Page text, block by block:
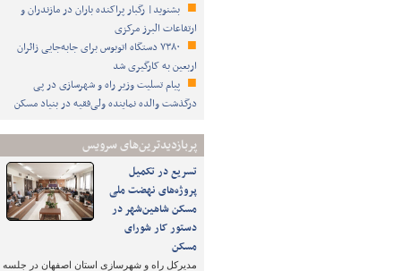
بشنوید| رگبار پراکنده باران در مازندران و
ارتفاعات البرز مرکزی
۷۳۸۰ دستگاه اتوبوس برای جابه‌جایی زائران
اربعین به‌ کارگیری شد
پیام تسلیت وزیر راه و شهرسازی در پی
درگذشت والده نماینده ولی‌فقیه در بنیاد مسکن
پربازدیدترین‌های سرویس
تسریع در تکمیل
پروژه‌های نهضت ملی
مسکن شاهین‌شهر در
دستور کار شورای
مسکن
مدیرکل راه و شهرسازی استان اصفهان در جلسه